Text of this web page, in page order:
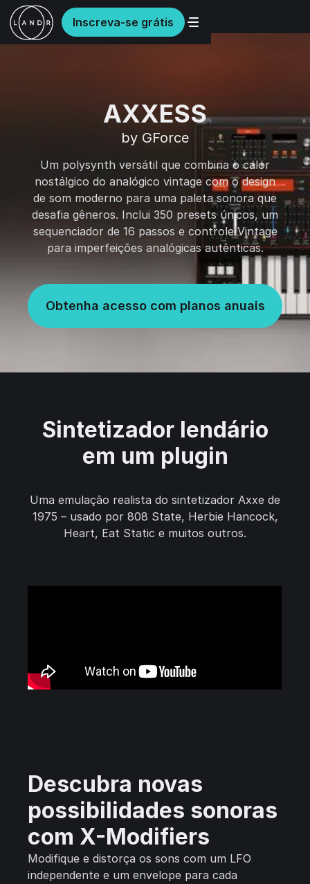
Inscreva-se grátis
AXXESS
by GForce
Um polysynth versátil que combina o calor
nostálgico do analógico vintage com o design
de som moderno para uma paleta sonora que
desafia gêneros. Inclui 350 presets únicos, um
sequenciador de 16 passos e controle Vintage
para imperfeições analógicas autênticas.
Obtenha acesso com planos anuais
Sintetizador lendário
em um plugin
Uma emulação realista do sintetizador Axxe de
1975 – usado por 808 State, Herbie Hancock,
Heart, Eat Static e muitos outros.
Descubra novas
possibilidades sonoras
com X-Modifiers
Modifique e distorça os sons com um LFO
independente e um envelope para cada